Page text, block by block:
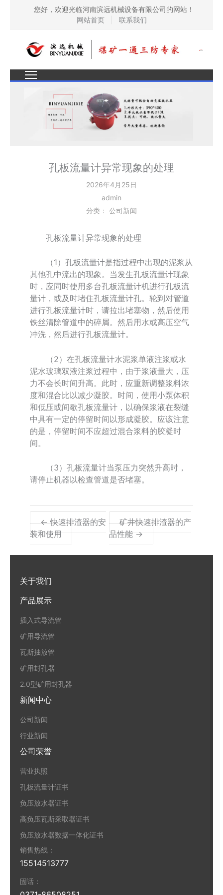
您好，欢迎光临河南滨远机械设备有限公司的网站！
网站首页
联系我们
孔板流量计异常现象的处理
2026年4月25日
admin
分类： 公司新闻
孔板流量计异常现象的处理
（1）孔板流量计是指过程中出现的泥浆从
其他孔中流出的现象。当发生孔板流量计现象
时，应同时使用多台孔板流量计机进行孔板流
量计，或及时堵住孔板流量计孔。轮到对管道
进行孔板流量计时，请拉出堵塞物，然后使用
铁丝清除管道中的碎屑。然后用水或高压空气
冲洗，然后进行孔板流量计。
（2）在孔板流量计水泥浆单液注浆或水
泥水玻璃双液注浆过程中，由于浆液量大，压
力不会长时间升高。此时，应重新调整浆料浓
度和混合比以减少凝胶。时间，使用小泵体积
和低压或间歇孔板流量计，以确保浆液在裂缝
中具有一定的停留时间以形成凝胶。应该注意
的是，停留时间不应超过混合浆料的胶凝时
间。
（3）孔板流量计当泵压力突然升高时，
请停止机器以检查管道是否堵塞。
← 快速排渣器的安
装和使用
矿井快速排渣器的产
品性能 →
关于我们
产品展示
插入式导流管
矿用导流管
瓦斯抽放管
矿用封孔器
2.0型矿用封孔器
新闻中心
公司新闻
行业新闻
公司荣誉
营业执照
孔板流量计证书
负压放水器证书
高负压瓦斯采取器证书
负压放水器数据一体化证书
销售热线：
15514513777
固话：